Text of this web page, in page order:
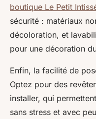
boutique Le Petit
sécurité : matériaux
décoloration, et
pour une décoration
Enfin, la facilité de
Optez pour des
installer, qui
sans stress et avec